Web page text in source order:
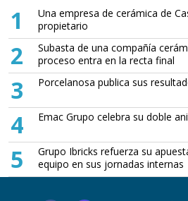
1
Una empresa de cerámica de
propietario
2
Subasta de una compañía
proceso entra en la recta final
3 Porcelanosa publica sus
4 Emac Grupo celebra su doble
5
Grupo Ibricks refuerza su
equipo en sus jornadas internas